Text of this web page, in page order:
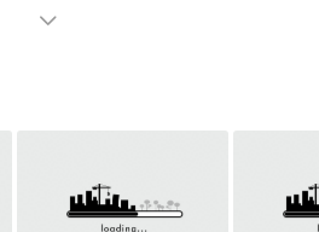
机免费观看高清无删减完整版动
。
